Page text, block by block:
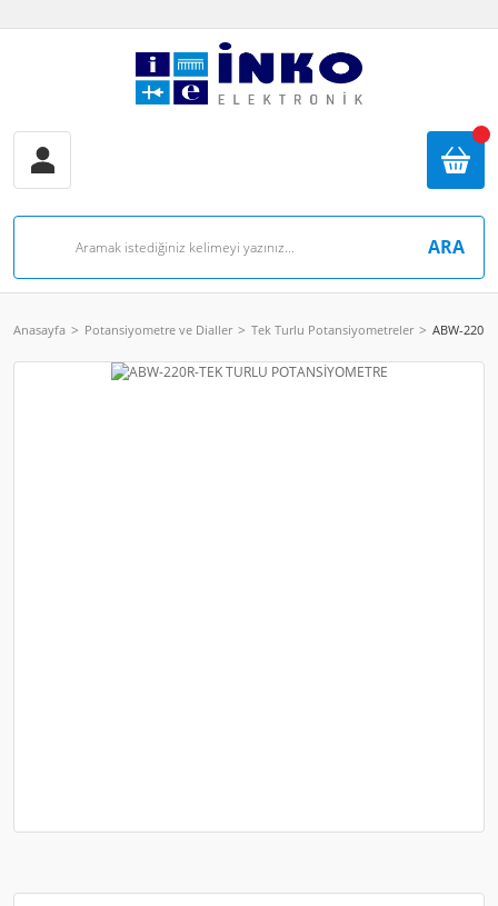
ARA
Anasayfa Potansiyometre ve Dialler Tek Turlu Potansiyometreler ABW-220R-